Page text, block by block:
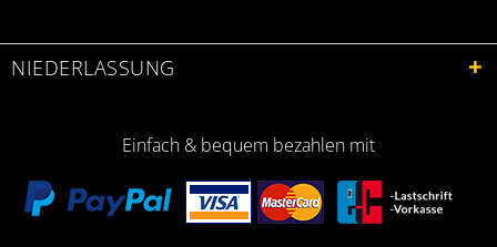
NIEDERLASSUNG
Einfach & bequem bezahlen mit